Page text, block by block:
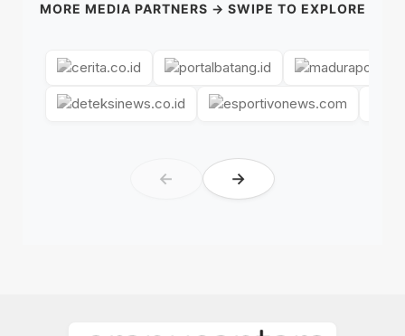
MORE MEDIA PARTNERS → SWIPE TO EXPLORE
← →